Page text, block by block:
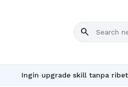
search
Ingin upgrade skill tanpa ribet?